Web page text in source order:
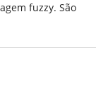
fuzzy. São